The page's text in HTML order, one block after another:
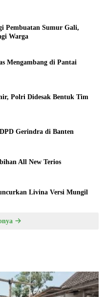
Pembuatan Sumur Gali,
Warga
Mengambang di Pantai
Polri Didesak Bentuk Tim
Gerindra di Banten
All New Terios
Livina Versi Mungil